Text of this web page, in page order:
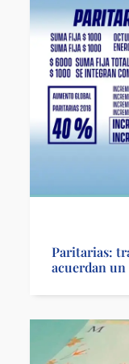
Paritarias:
acuerdan un